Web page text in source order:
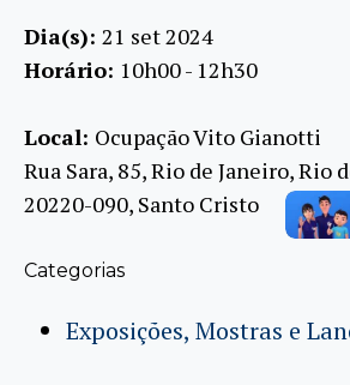
Dia(s): 21 set 2024
Horário: 10h00 - 12h30
Local: Ocupação Vito Gianotti
Rua Sara, 85, Rio de Janeiro, Rio
20220-090, Santo Cristo
Categorias
Exposições, Mostras e